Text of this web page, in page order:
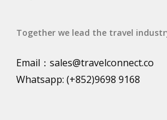
Together we lead the travel
Email： sales@travelconnect.co
Whatsapp: (+852)9698 9168